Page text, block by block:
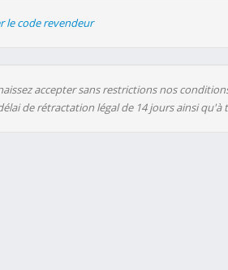
le code revendeur
accepter sans restrictions nos
de rétractation légal de 14 jours ainsi